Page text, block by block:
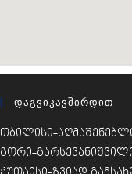
Დაგვიკავშირდით
თბილისი-
გორი-